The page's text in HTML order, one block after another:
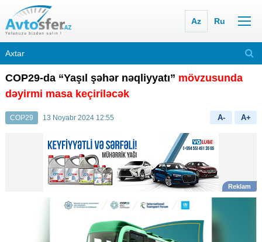
Az Ru
COP29-da “Yaşıl şəhər nəqliyyatı” mövzusunda
dəyirmi masa keçiriləcək
COP29 13 Noyabr 2024 12:55 A- A+